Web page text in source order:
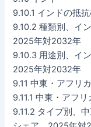
9.10.1 インドの抵
9.10.2 種類別、イ
2025年対2032年
9.10.3 用途別、イ
2025年対2032年
9.11 中東・アフリカ
9.11.1 中東・アフ
9.11.2 タイプ別、